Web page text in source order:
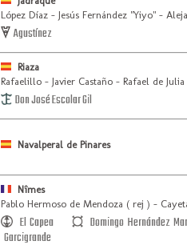
López Díaz - Jesús Fernández "Yiyo" -
Agustínez
Riaza
Rafaelillo - Javier Castaño - Rafael de Julia
Don José Escolar Gil
Navalperal de Pinares
Nîmes
Pablo Hermoso de Mendoza ( rej ) -
El Capea
Domingo Hernández
Garcigrande